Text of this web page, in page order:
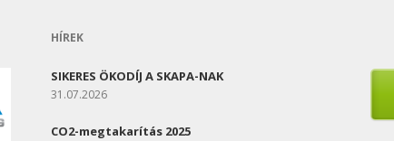
HÍREK
SIKERES ÖKODÍJ A SKAPA-NAK
31.07.2026
CO2-megtakarítás 2025